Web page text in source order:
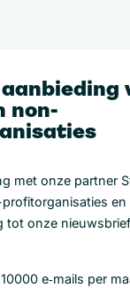
non-
met onze partner
en
tot onze
e‑mails per